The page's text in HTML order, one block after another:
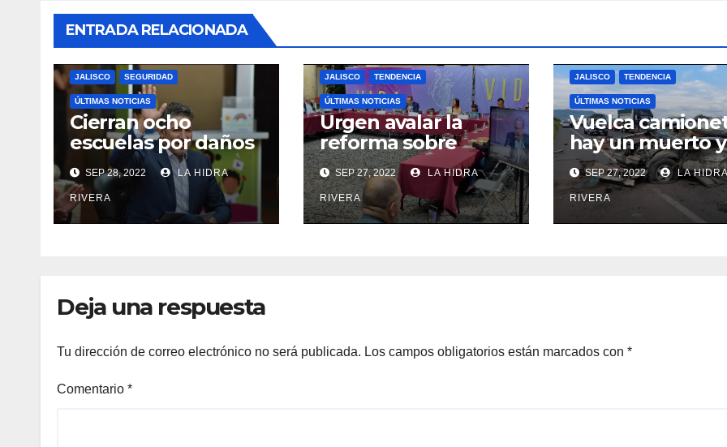
ENTRADA RELACIONADA
JALISCO SEGURIDAD
ÚLTIMAS NOTICIAS
Cierran ocho
escuelas por daños
las trasladan clases
a sedes alternas.
SEP 28, 2022 LA HIDRA
RIVERA
JALISCO TENDENCIA
ÚLTIMAS NOTICIAS
Urgen avalar la
reforma sobre
donación de
órganos en Jalisco.
SEP 27, 2022 LA HIDRA
RIVERA
JALISCO TENDENCIA
ÚLTIMAS NOTICIAS
Vuelca
hay un muerto
heridos.
SEP 27, 2022 LA HIDRA
RIVERA
Deja una respuesta
Tu dirección de correo electrónico no será publicada. Los campos obligatorios están marcados con *
Comentario *